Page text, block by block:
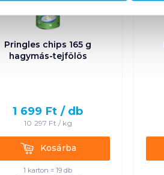
Pringles chips 165 g
hagymás-tejfölös
1 699 Ft / db
10 297 Ft / kg
KosárbaKosárba
1 karton = 19 db